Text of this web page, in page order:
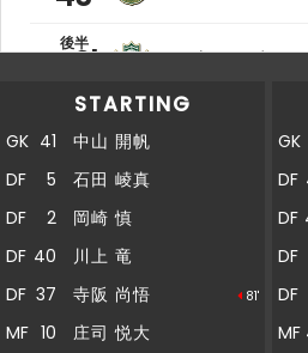
後半
安永がペナルティ
後半
34'
イヨンジェがペナ
後半
36' ３７寺阪ＯＵＴ→
後半
40'
後半
40' ここまでのスタッ
STARTING
GK 41
中山 開帆
DF
5
石田 崚真
DF
2
岡崎 慎
DF 40
川上 竜
DF 37 寺阪 尚悟 81'
MF 10
庄司 悦大
GK
DF
DF
DF
DF
MF